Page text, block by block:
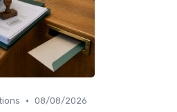
• 08/08/2026